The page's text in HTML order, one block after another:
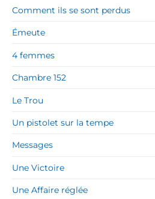
Comment ils se sont perdus
Émeute
4 femmes
Chambre 152
Le Trou
Un pistolet sur la tempe
Messages
Une Victoire
Une Affaire réglée